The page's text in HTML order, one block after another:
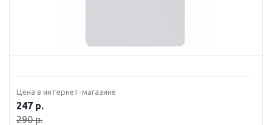
Цена в интернет-магазине
247 р.
290р.